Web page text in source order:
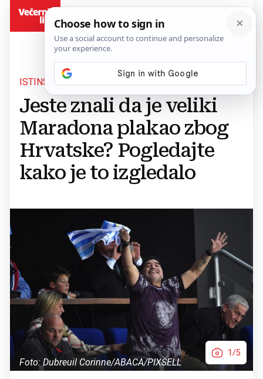
ISTINSKA LEGENDA
Jeste znali da je veliki
Maradona plakao zbog
Hrvatske? Pogledajte
kako je to izgledalo
Foto: Dubreuil Corinne/ABACA/PIXSELL
1/5